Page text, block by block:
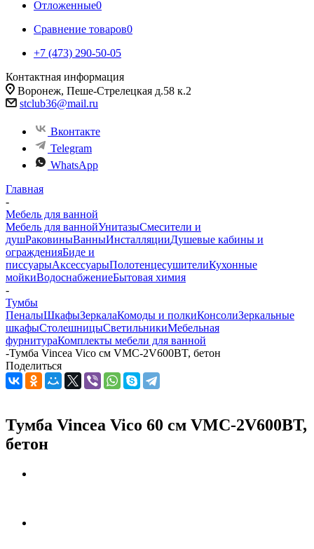
Отложенные0
Сравнение товаров0
+7 (473) 290-50-05
Контактная информация
Воронеж, Пеше-Стрелецкая д.58 к.2
stclub36@mail.ru
Вконтакте
Telegram
WhatsApp
Главная
-
Мебель для ванной
Мебель для ваннойУнитазыСмесители и
душРаковиныВанныИнсталляцииДушевые кабины и
огражденияБиде и
писсуарыАксессуарыПолотенцесушителиКухонные
мойкиВодоснабжениеБытовая химия
-
Тумбы
ПеналыШкафыЗеркалаКомоды и полкиКонсолиЗеркальные
шкафыСтолешницыСветильникиМебельная
фурнитураКомплекты мебели для ванной
-Тумба Vincea Vico см VMC-2V600BT, бетон
Поделиться
Тумба Vincea Vico 60 см VMC-2V600BT,
бетон